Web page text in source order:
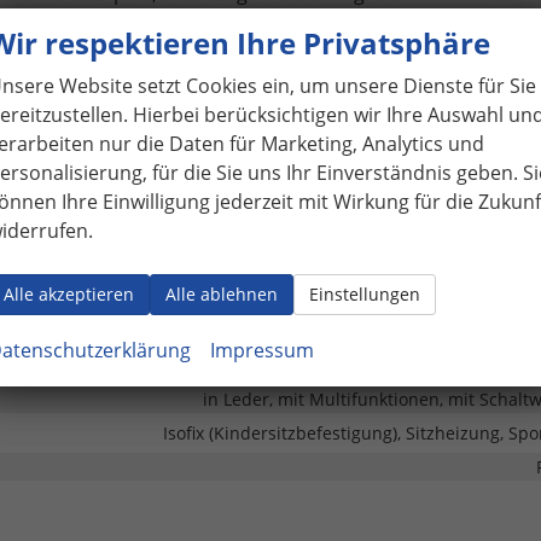
Komfort-Fahrwerk (Standard-Fahrwerk),
mit Aluminiumeinlage und Schriftzug, beleuchtet,
Parkbremse elektro-mechanisch, Radioempfang
Anti-Blockier-System (ABS), Fahrassistenz-System:
Wegfahrsperre (elektronisch), Getriebe 7-Gang -
Airbag Fahrer-/Beifahrerseite, Kopf-Airbag-
Seitenairbag vorn, Dachreling schwarz,
Notruf, Reifenkontroll-Anzeige, Start/Stop-Anlage
Klimaautomatik, 3-Zonen-
in Leder, mit Multifunktionen, mit
Isofix (Kindersitzbefestigung), Sitzheizung,
respektieren Ihre Privatsphäre
Website setzt Cookies ein, um unsere Dienste für Sie
Hierbei berücksichtigen wir Ihre Auswahl
nur die Daten für Marketing, Analytics und
für die Sie uns Ihr Einverständnis geben.
Ihre Einwilligung jederzeit mit Wirkung für die
Alle akzeptieren Alle ablehnen Einstellungen
Impressum